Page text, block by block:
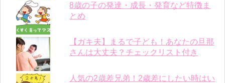
8歳の子の発達・成長・発育など特徴ま
とめ
【ガキ夫】まるで子ども！あなたの旦那
さんは大丈夫？チェックリスト付き
人気の2歳差兄弟！2歳差にしたい時はい